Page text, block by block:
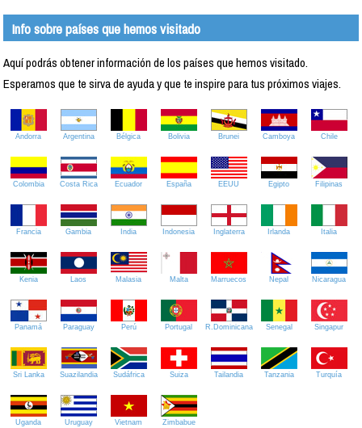
Info sobre países que hemos visitado
Aquí podrás obtener información de los países que hemos visitado.
Esperamos que te sirva de ayuda y que te inspire para tus próximos viajes.
Andorra Argentina Bélgica Bolivia Brunei Camboya Chile
Colombia Costa Rica Ecuador España EEUU Egipto Filipinas
Francia Gambia India Indonesia Inglaterra Irlanda Italia
Kenia Laos Malasia Malta Marruecos Nepal Nicaragua
Panamá Paraguay Perú Portugal R.Dominicana Senegal Singapur
Sri Lanka Suazilandia Sudáfrica Suiza Tailandia Tanzania Turquía
Uganda Uruguay Vietnam Zimbabue